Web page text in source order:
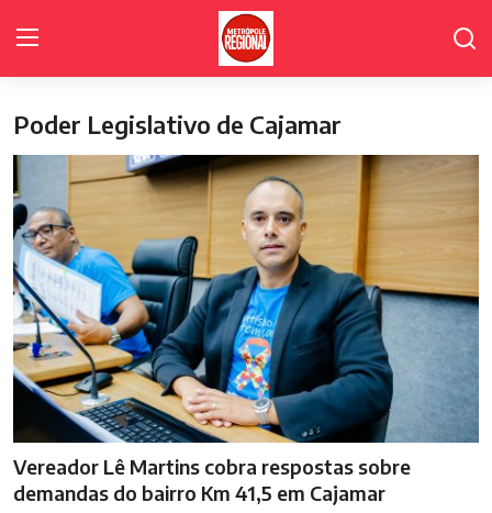
Home Page
Fale Conosco
Polícia
Política
Poder Legislativo de Cajamar
Cidades
Galeria de Fotos
Poder Legislativo de Cajamar
Vereador Lê Martins cobra respostas sobre
demandas do bairro Km 41,5 em Cajamar